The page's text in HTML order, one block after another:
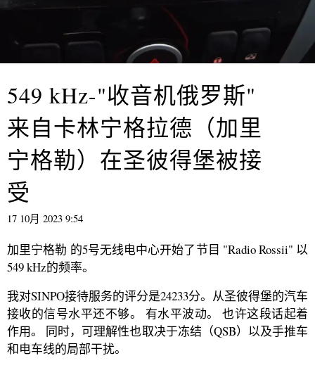
549 kHz-"收音机俄罗斯"
来自卡林宁格拉德（加里
宁格勒）在圣彼得堡被接
受
17 10月 2023 9:54
加里宁格勒 的5号无线电中心开始了节目 "Radio Rossii" 以
549 kHz的频率。
我对SINPO接待服务的评分是24233分。从圣彼得堡的汽车
接收的信号水平还不够。 有水平波动。 也许这段话起着
作用。 同时，可理解性也取决于冻结（QSB）以及手推车
和电车线的局部干扰。